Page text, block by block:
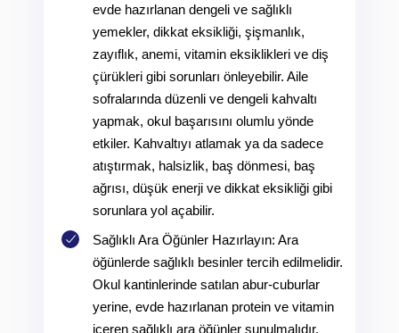
evde hazırlanan dengeli ve sağlıklı
yemekler, dikkat eksikliği, şişmanlık,
zayıflık, anemi, vitamin eksiklikleri ve diş
çürükleri gibi sorunları önleyebilir. Aile
sofralarında düzenli ve dengeli kahvaltı
yapmak, okul başarısını olumlu yönde
etkiler. Kahvaltıyı atlamak ya da sadece
atıştırmak, halsizlik, baş dönmesi, baş
ağrısı, düşük enerji ve dikkat eksikliği gibi
sorunlara yol açabilir.
Sağlıklı Ara Öğünler Hazırlayın: Ara
öğünlerde sağlıklı besinler tercih edilmelidir.
Okul kantinlerinde satılan abur-cuburlar
yerine, evde hazırlanan protein ve vitamin
içeren sağlıklı ara öğünler sunulmalıdır.